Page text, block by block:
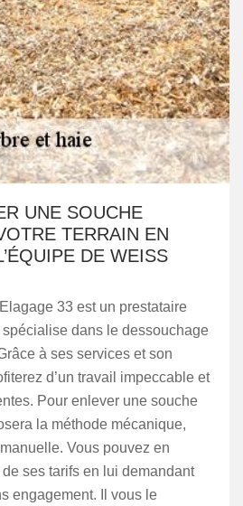
UNE SOUCHE
TERRAIN EN
DE WEISS
33 est un prestataire
dans le dessouchage
à ses services et son
d’un travail impeccable et
Pour enlever une souche
la méthode mécanique,
Vous pouvez en
ses tarifs en lui demandant
engagement. Il vous le